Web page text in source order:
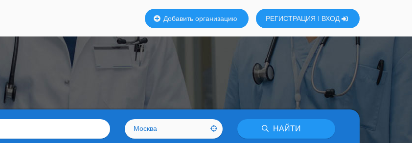
Добавить организацию РЕГИСТРАЦИЯ ВХОД
Москва НАЙТИ